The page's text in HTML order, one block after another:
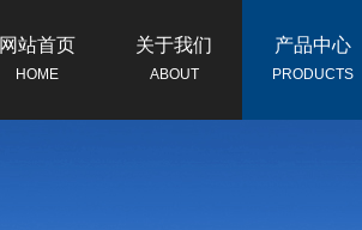
网站首页
HOME
关于我们
ABOUT
产品中心
PRODUCTS